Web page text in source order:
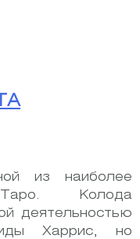
из наиболее
Колода
деятельностью
Харрис, но